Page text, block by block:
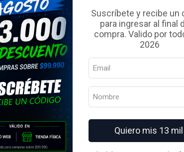
Suscríbete y recibe un
para ingresar al final
compra. Valido por
2026
Quiero mis 13
TALLA
L XL
MARCA
COLOR
Agregar a la lista de